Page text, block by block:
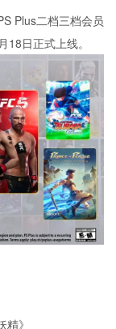
Plus二档三档会员
日正式上线。
》